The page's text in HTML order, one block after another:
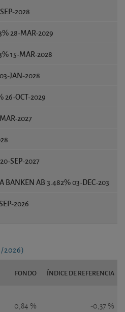
2028
28-MAR-2029
15-MAR-2028
JAN-2028
26-OCT-2029
2027
SEP-2027
BANKEN AB 3.482% 03-DEC-203
2026
FONDO ÍNDICE DE REFERENCIA
0,84 % -0,37 %